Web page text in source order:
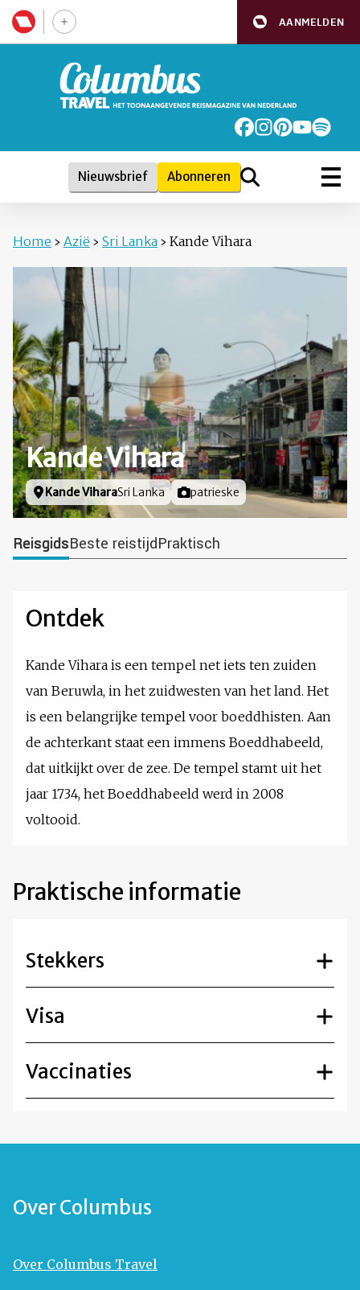
AANMELDEN
Nieuwsbrief Abonneren
Home › Azië › Sri Lanka › Kande Vihara
Kande Vihara
Locatie
Kande ViharaSri Lanka Foto door
patrieske
ReisgidsBeste reistijdPraktisch
Ontdek
Kande Vihara is een tempel net iets ten zuiden
van Beruwla, in het zuidwesten van het land. Het
is een belangrijke tempel voor boeddhisten. Aan
de achterkant staat een immens Boeddhabeeld,
dat uitkijkt over de zee. De tempel stamt uit het
jaar 1734, het Boeddhabeeld werd in 2008
voltooid.
Praktische informatie
Stekkers
Visa
Vaccinaties
Over Columbus
Over Columbus Travel